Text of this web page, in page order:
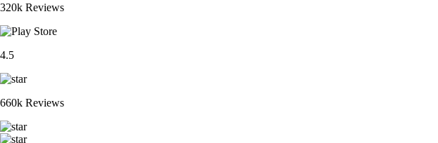
320k Reviews
4.5
660k Reviews